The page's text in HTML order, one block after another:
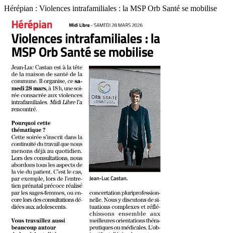
Hérépian : Violences intrafamiliales : la MSP Orb Santé se mobilise